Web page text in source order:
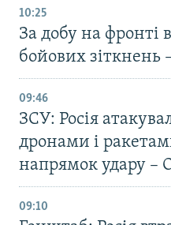
10:25
За добу на фронті
бойових зіткнень
09:46
ЗСУ: Росія
дронами і
напрямок удару –
09:10